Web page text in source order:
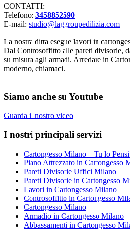
CONTATTI:
Telefono: 3458852590
E-mail: studio@laggroupedilizia.com
La nostra ditta esegue lavori in
Dal Controsoffitto alle pareti divisorie,
su misura agli armadi. Arredare in
moderno, chiamaci.
Siamo anche su Youtube
Guarda il nostro video
I nostri principali servizi
Cartongesso Milano – Tu lo
Piano Attrezzato in Cartongesso
Pareti Divisorie Uffici Milano
Pareti Divisorie in Cartongesso
Lavori in Cartongesso Milano
Controsoffitto in Cartongesso
Cartongesso Milano
Armadio in Cartongesso Milano
Abbassamenti in Cartongesso